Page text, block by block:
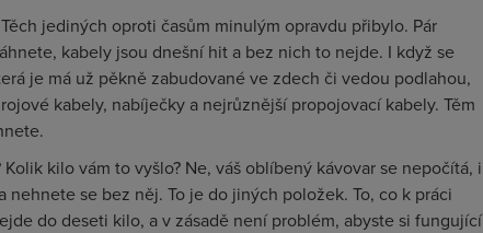
jediných oproti časům minulým opravdu přibylo. Pár
kabely jsou dnešní hit a bez nich to nejde. I když se
je má už pěkně zabudované ve zdech či vedou podlahou,
kabely, nabíječky a nejrůznější propojovací kabely. Těm
kilo vám to vyšlo? Ne, váš oblíbený kávovar se nepočítá, i
nehnete se bez něj. To je do jiných položek. To, co k práci
do deseti kilo, a v zásadě není problém, abyste si fungující